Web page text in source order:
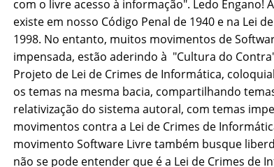
com o livre acesso à informação". Ledo Engano!
existe em nosso Código Penal de 1940 e na Lei
1998. No entanto, muitos movimentos de
impensada, estão aderindo à "Cultura do
Projeto de Lei de Crimes de Informática,
os temas na mesma bacia, compartilhando
relativização do sistema autoral, com temas
movimentos contra a Lei de Crimes de
movimento Software Livre também busque
não se pode entender que é a Lei de Crimes de